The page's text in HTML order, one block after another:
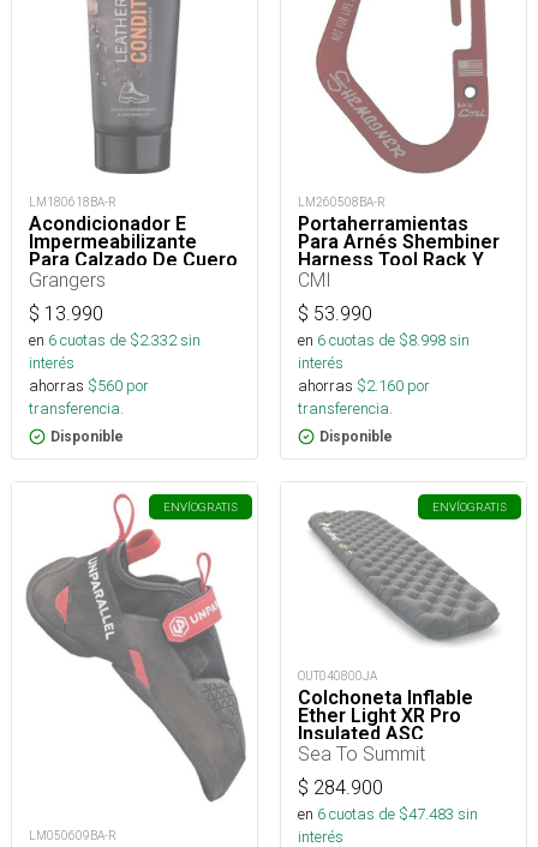
LM180618BA-R
Acondicionador E
Impermeabilizante
Para Calzado De Cuero
75 Ml
Grangers
$ 13.990
en 6cuotas de $2.332sin
interés
ahorras $560 por
transferencia.
Disponible
LM260508BA-R
Portaherramientas
Para Arnés Shembiner
Harness Tool Rack Y
Arborismo
CMI
$ 53.990
en 6cuotas de $8.998sin
interés
ahorras $2.160 por
transferencia.
Disponible
ENVÍOGRATIS
LM050609BA-R
ENVÍOGRATIS
OUT040800JA
Colchoneta Inflable
Ether Light XR Pro
Insulated ASC
Rect.Reg.Wide
Sea To Summit
$ 284.900
en 6cuotas de $47.483 sin
interés